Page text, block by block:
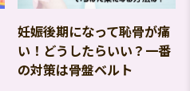
妊娠後期になって恥骨が痛
い！どうしたらいい？一番
の対策は骨盤ベルト